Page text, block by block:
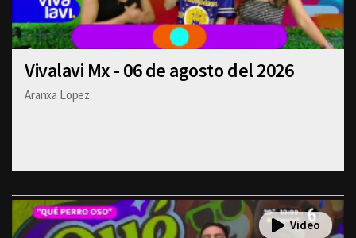
Vivalavi Mx - 06 de agosto del 2026
Aranxa Lopez